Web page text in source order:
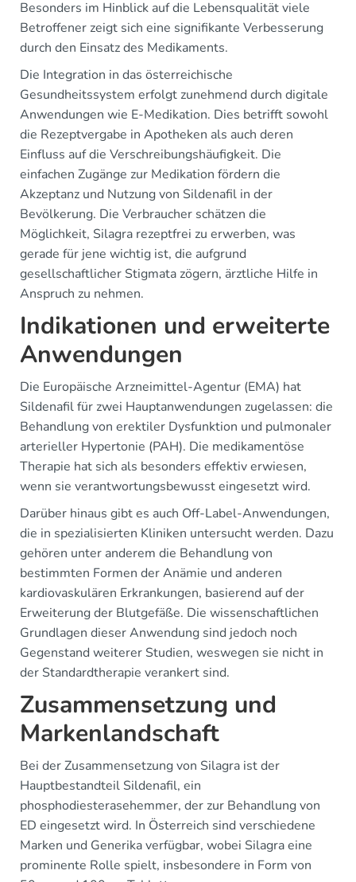
Besonders im Hinblick auf die Lebensqualität viele
Betroffener zeigt sich eine signifikante Verbesserung
durch den Einsatz des Medikaments.
Die Integration in das österreichische
Gesundheitssystem erfolgt zunehmend durch digitale
Anwendungen wie E-Medikation. Dies betrifft sowohl
die Rezeptvergabe in Apotheken als auch deren
Einfluss auf die Verschreibungshäufigkeit. Die
einfachen Zugänge zur Medikation fördern die
Akzeptanz und Nutzung von Sildenafil in der
Bevölkerung. Die Verbraucher schätzen die
Möglichkeit, Silagra rezeptfrei zu erwerben, was
gerade für jene wichtig ist, die aufgrund
gesellschaftlicher Stigmata zögern, ärztliche Hilfe in
Anspruch zu nehmen.
Indikationen und erweiterte
Anwendungen
Die Europäische Arzneimittel-Agentur (EMA) hat
Sildenafil für zwei Hauptanwendungen zugelassen: die
Behandlung von erektiler Dysfunktion und pulmonaler
arterieller Hypertonie (PAH). Die medikamentöse
Therapie hat sich als besonders effektiv erwiesen,
wenn sie verantwortungsbewusst eingesetzt wird.
Darüber hinaus gibt es auch Off-Label-Anwendungen,
die in spezialisierten Kliniken untersucht werden. Dazu
gehören unter anderem die Behandlung von
bestimmten Formen der Anämie und anderen
kardiovaskulären Erkrankungen, basierend auf der
Erweiterung der Blutgefäße. Die wissenschaftlichen
Grundlagen dieser Anwendung sind jedoch noch
Gegenstand weiterer Studien, weswegen sie nicht in
der Standardtherapie verankert sind.
Zusammensetzung und
Markenlandschaft
Bei der Zusammensetzung von Silagra ist der
Hauptbestandteil Sildenafil, ein
phosphodiesterasehemmer, der zur Behandlung von
ED eingesetzt wird. In Österreich sind verschiedene
Marken und Generika verfügbar, wobei Silagra eine
prominente Rolle spielt, insbesondere in Form von